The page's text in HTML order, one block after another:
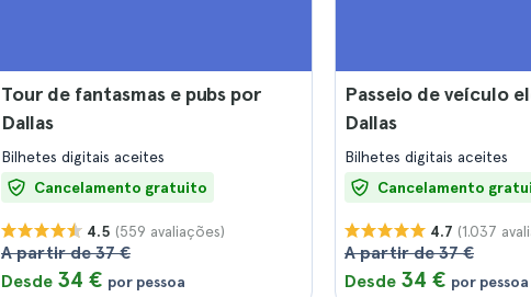
Tour de fantasmas e pubs por
Dallas
Bilhetes digitais aceites
Cancelamento gratuito
4.5 (559 avaliações)
A partir de 37 €
Desde 34 € por pessoa
Passeio de veículo
Dallas
Bilhetes digitais aceites
Cancelamento
4.7 (1.037
A partir de 37 €
Desde 34 € por pessoa